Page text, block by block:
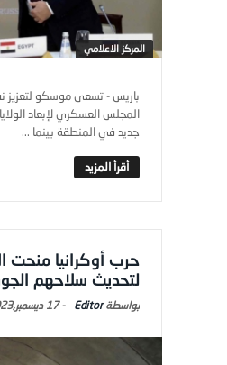
المركز الاعلامي
باريس - تسعى موسكو لتعزيز
المجلس العسكري لإبعاد
جديد في المنطقة بينما ...
حرب أوكرانيا منحت
لتحديث سلاحهم
Editor
-17 ديسمبر,2023